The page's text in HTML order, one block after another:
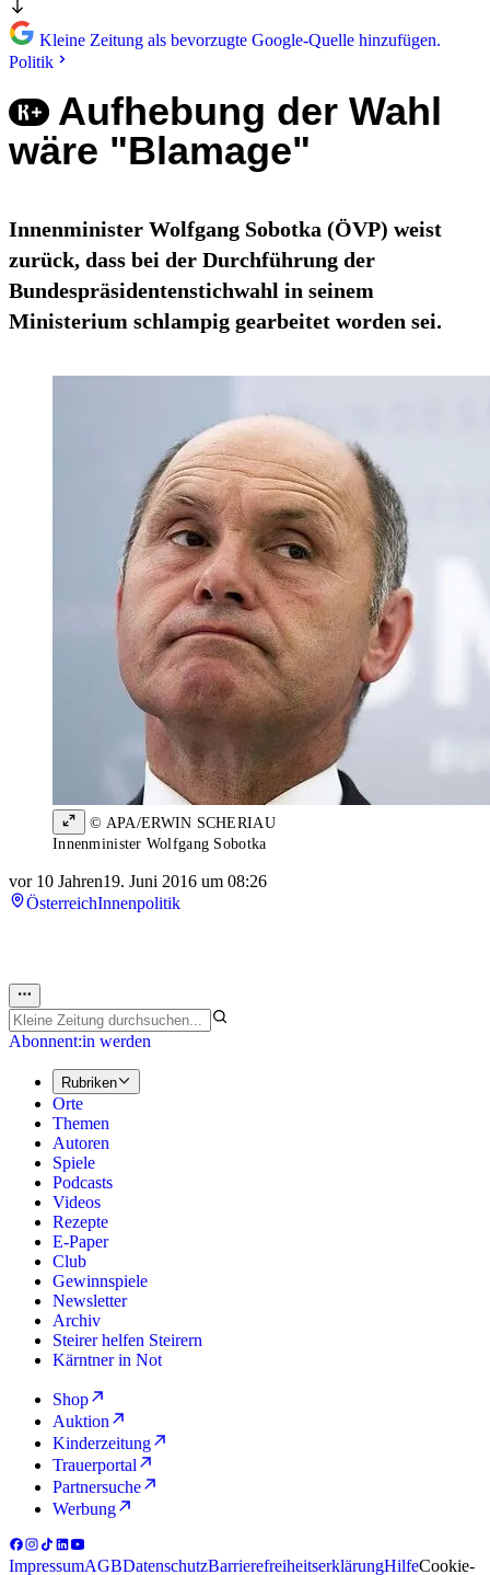
Kleine Zeitung als bevorzugte Google-Quelle hinzufügen.
Politik
Aufhebung der Wahl
wäre "Blamage"
Innenminister Wolfgang Sobotka (ÖVP) weist
zurück, dass bei der Durchführung der
Bundespräsidentenstichwahl in seinem
Ministerium schlampig gearbeitet worden sei.
© APA/ERWIN SCHERIAU
Innenminister Wolfgang Sobotka
vor 10 Jahren19. Juni 2016 um 08:26
ÖsterreichInnenpolitik
Abonnent:in werden
Rubriken
Orte
Themen
Autoren
Spiele
Podcasts
Videos
Rezepte
E-Paper
Club
Gewinnspiele
Newsletter
Archiv
Steirer helfen Steirern
Kärntner in Not
Shop
Auktion
Kinderzeitung
Trauerportal
Partnersuche
Werbung
ImpressumAGBDatenschutzBarrierefreiheitserklärungHilfeCookie-